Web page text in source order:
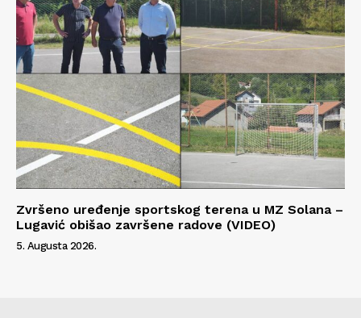
Zvršeno uređenje sportskog terena u MZ Solana –
Lugavić obišao završene radove (VIDEO)
5. Augusta 2026.